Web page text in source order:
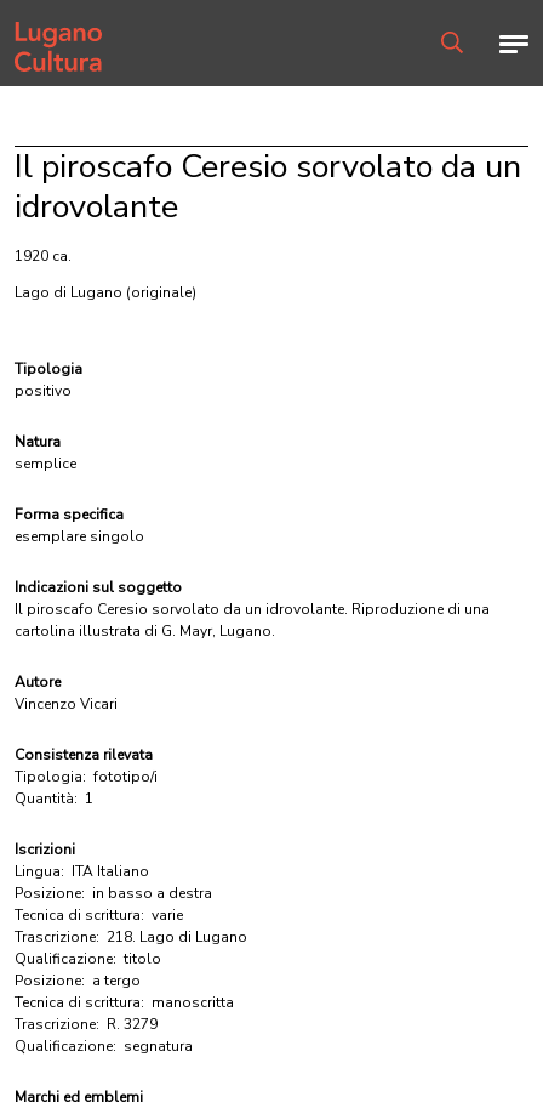
Home page
Il piroscafo Ceresio sorvolato da un
idrovolante
1920 ca.
Lago di Lugano (originale)
Tipologia
positivo
Natura
semplice
Forma specifica
esemplare singolo
Indicazioni sul soggetto
Il piroscafo Ceresio sorvolato da un idrovolante. Riproduzione di una
cartolina illustrata di G. Mayr, Lugano.
Autore
Vincenzo Vicari
Consistenza rilevata
Tipologia: fototipo/i
Quantità: 1
Iscrizioni
Lingua: ITA Italiano
Posizione: in basso a destra
Tecnica di scrittura: varie
Trascrizione: 218. Lago di Lugano
Qualificazione: titolo
Posizione: a tergo
Tecnica di scrittura: manoscritta
Trascrizione: R. 3279
Qualificazione: segnatura
Marchi ed emblemi